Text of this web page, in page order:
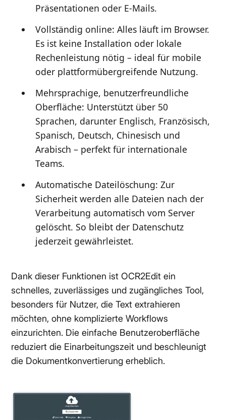
Präsentationen oder E-Mails.
Vollständig online: Alles läuft im Browser.
Es ist keine Installation oder lokale
Rechenleistung nötig – ideal für mobile
oder plattformübergreifende Nutzung.
Mehrsprachige, benutzerfreundliche
Oberfläche: Unterstützt über 50
Sprachen, darunter Englisch, Französisch,
Spanisch, Deutsch, Chinesisch und
Arabisch – perfekt für internationale
Teams.
Automatische Dateilöschung: Zur
Sicherheit werden alle Dateien nach der
Verarbeitung automatisch vom Server
gelöscht. So bleibt der Datenschutz
jederzeit gewährleistet.
Dank dieser Funktionen ist OCR2Edit ein
schnelles, zuverlässiges und zugängliches Tool,
besonders für Nutzer, die Text extrahieren
möchten, ohne komplizierte Workflows
einzurichten. Die einfache Benutzeroberfläche
reduziert die Einarbeitungszeit und beschleunigt
die Dokumentkonvertierung erheblich.